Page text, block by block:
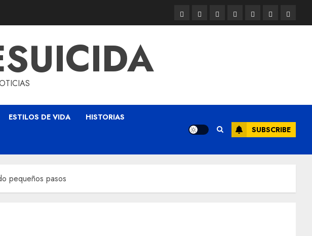
ESTILOS DE VIDA HISTORIAS
SUBSCRIBE
pequeños pasos